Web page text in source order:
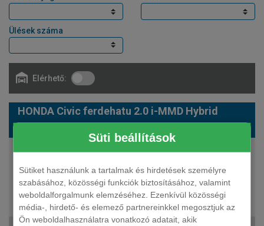
Süti beállítások
Sütiket használunk a tartalmak és hirdetések személyre
szabásához, közösségi funkciók biztosításához, valamint
weboldalforgalmunk elemzéséhez. Ezenkívül közösségi
média-, hirdető- és elemező partnereinkkel megosztjuk az
Ön weboldalhasználatra vonatkozó adatait, akik
Ülések száma
Elérhető:
HONDA Civic ferdehatu 2.0 i-MMD Hybrid
143 LE
hybrid
automata
5 fő
15 971 000 Ft